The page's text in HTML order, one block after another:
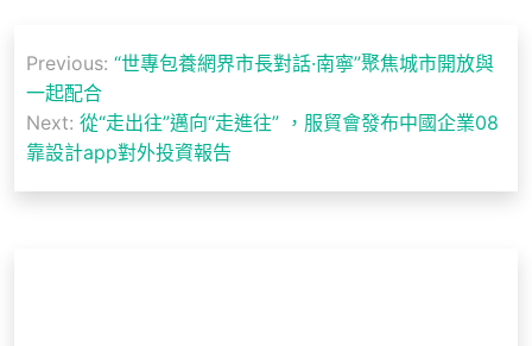
章
導
覽
Previous: “世專包養網界市長對話·南寧”聚焦城市開放與
一起配合
Next: 從“走出往”邁向“走進往” ，服貿會發布中國企業08
靠設計app對外投資報告